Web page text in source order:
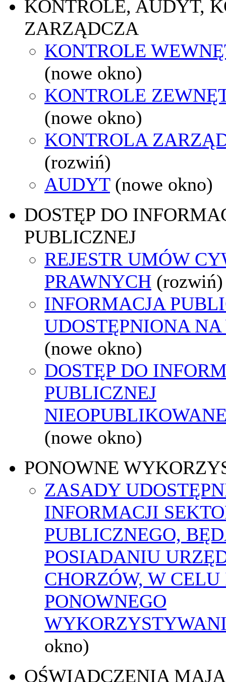
KONTROLE, AUDYT,
ZARZĄDCZA
KONTROLE
(nowe okno)
KONTROLE
(nowe okno)
KONTROLA
(rozwiń)
AUDYT (nowe okno)
DOSTĘP DO
PUBLICZNEJ
REJESTR UMÓW
PRAWNYCH (rozwiń)
INFORMACJA
UDOSTĘPNIONA
(nowe okno)
DOSTĘP DO
PUBLICZNEJ
(nowe okno)
PONOWNE
ZASADY
INFORMACJI
PUBLICZNEGO,
POSIADANIU
CHORZÓW, W
PONOWNEGO
okno)
OŚWIADCZENIA